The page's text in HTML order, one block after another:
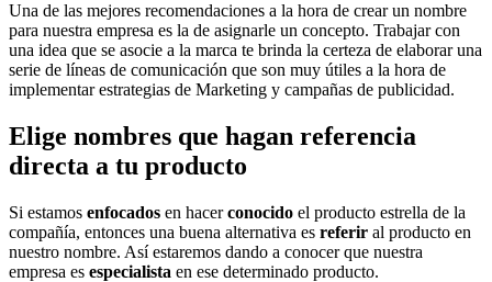
Una de las mejores recomendaciones a la hora de crear un nombre
para nuestra empresa es la de asignarle un concepto. Trabajar con
una idea que se asocie a la marca te brinda la certeza de elaborar una
serie de líneas de comunicación que son muy útiles a la hora de
implementar estrategias de Marketing y campañas de publicidad.
Elige nombres que hagan referencia
directa a tu producto
Si estamos enfocados en hacerconocido el producto estrella de la
compañía, entonces una buena alternativa es referir al producto en
nuestro nombre. Así estaremos dando a conocer que nuestra
empresa es especialista en ese determinado producto.